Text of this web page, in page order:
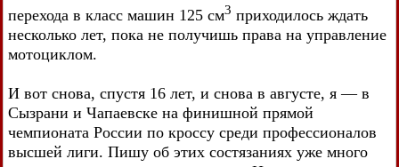
перехода в класс машин 125 см3 приходилось ждать
несколько лет, пока не получишь права на управление
мотоциклом.
И вот снова, спустя 16 лет, и снова в августе, я — в
Сызрани и Чапаевске на финишной прямой
чемпионата России по кроссу среди профессионалов
высшей лиги. Пишу об этих состязаниях уже много